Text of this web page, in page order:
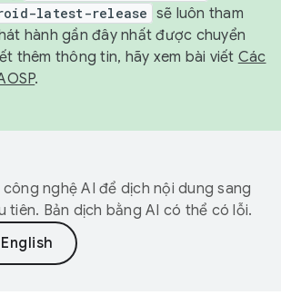
latest-release sẽ luôn tham
hành gần đây nhất được chuyển
thêm thông tin, hãy xem bài viết Các
.
nghệ AI để dịch nội dung sang
tiên. Bản dịch bằng AI có thể có lỗi.